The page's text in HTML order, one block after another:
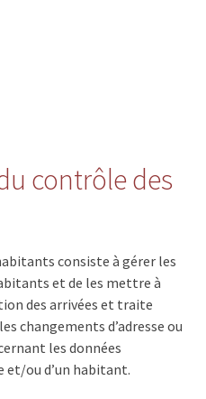
contrôle des
consiste à gérer les
et de les mettre à
des arrivées et traite
changements d’adresse ou
les données
et/ou d’un habitant.